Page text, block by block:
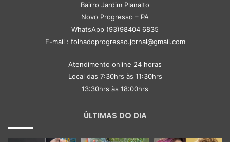
Bairro Jardim Planalto
Novo Progresso – PA
WhatsApp (93)98404 6835
E-mail : folhadoprogresso.jornal@gmail.com
Atendimento online 24 horas
Local das 7:30hrs às 11:30hrs
13:30hrs às 18:00hrs
ÚLTIMAS DO DIA